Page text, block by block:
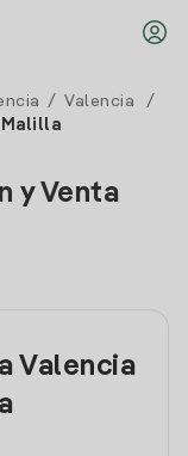
/ Valencia
/
Malilla
y Venta
Valencia